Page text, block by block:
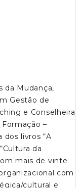
da Mudança,
Gestão de
e Conselheira
–
dos livros “A
da
mais de vinte
com
cultural e